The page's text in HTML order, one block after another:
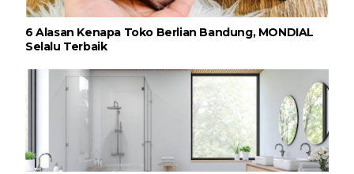
6 Alasan Kenapa Toko Berlian Bandung, MONDIAL
Selalu Terbaik